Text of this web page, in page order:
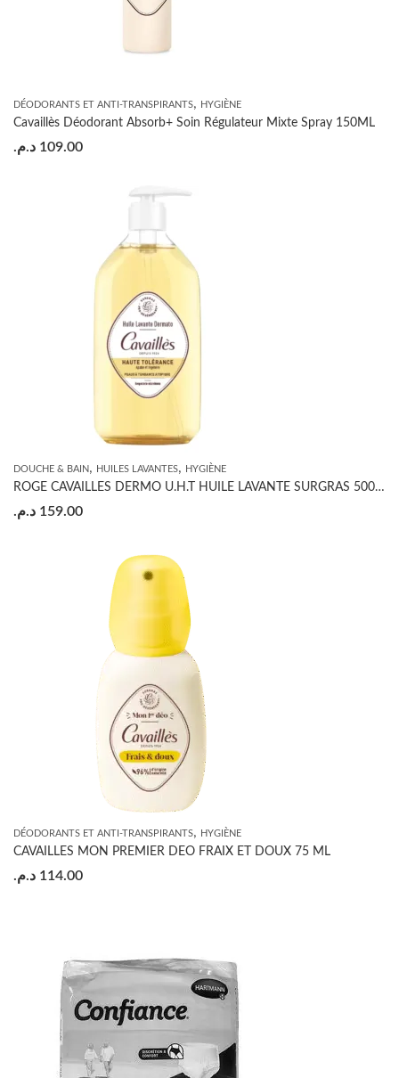
DÉODORANTS ET ANTI-TRANSPIRANTS, HYGIÈNE
Cavaillès Déodorant Absorb+ Soin Régulateur Mixte Spray 150ML
109.00 د.م.
DOUCHE & BAIN, HUILES LAVANTES, HYGIÈNE
ROGE CAVAILLES DERMO U.H.T HUILE LAVANTE SURGRAS 500ML
159.00 د.م.
DÉODORANTS ET ANTI-TRANSPIRANTS, HYGIÈNE
CAVAILLES MON PREMIER DEO FRAIX ET DOUX 75 ML
114.00 د.م.